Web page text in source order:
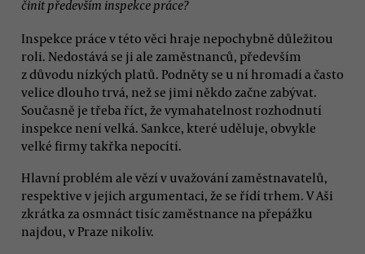
činit především inspekce práce?
Inspekce práce v této věci hraje nepochybně důležitou
roli. Nedostává se ji ale zaměstnanců, především
z důvodu nízkých platů. Podněty se u ní hromadí a často
velice dlouho trvá, než se jimi někdo začne zabývat.
Současně je třeba říct, že vymahatelnost rozhodnutí
inspekce není velká. Sankce, které uděluje, obvykle
velké firmy takřka nepocítí.
Hlavní problém ale vězí v uvažování zaměstnavatelů,
respektive v jejich argumentaci, že se řídí trhem. V Aši
zkrátka za osmnáct tisíc zaměstnance na přepážku
najdou, v Praze nikoliv.